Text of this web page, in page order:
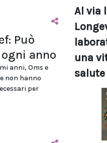
Può
anno
anni, Oms e
non hanno
per
Al via
una
salute